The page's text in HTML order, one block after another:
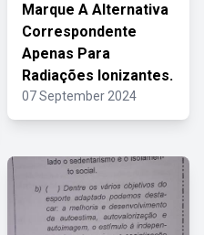
Marque A Alternativa
Correspondente
Apenas Para
Radiações Ionizantes.
07 September 2024